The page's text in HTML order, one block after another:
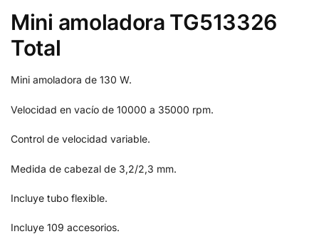
Mini amoladora TG513326
Total
Mini amoladora de 130 W.
Velocidad en vacío de 10000 a 35000 rpm.
Control de velocidad variable.
Medida de cabezal de 3,2/2,3 mm.
Incluye tubo flexible.
Incluye 109 accesorios.